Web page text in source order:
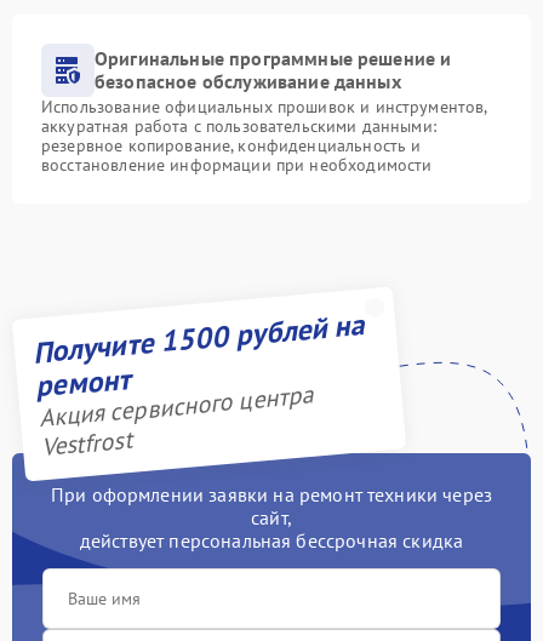
Оригинальные программные решение и
безопасное обслуживание данных
Использование официальных прошивок и инструментов,
аккуратная работа с пользовательскими данными:
резервное копирование, конфиденциальность и
восстановление информации при необходимости
Получите 1500 рублей на
ремонт
Акция сервисного центра
Vestfrost
При оформлении заявки на ремонт техники через
сайт,
действует персональная бессрочная скидка